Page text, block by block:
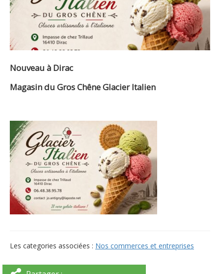
Nouveau à Dirac
Magasin du Gros Chêne Glacier Italien
Les categories associées : Nos commerces et entreprises